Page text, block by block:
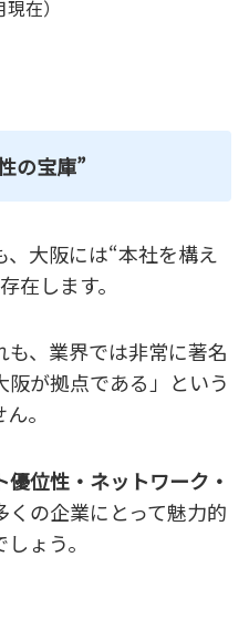
在）
の宝庫”
大阪には“本社を構え
在します。
、業界では非常に著名
が拠点である」という
。
優位性・ネットワーク・
くの企業にとって魅力的
ょう。